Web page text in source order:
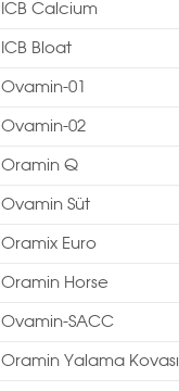
ICB Calcium
ICB Bloat
Ovamin-01
Ovamin-02
Oramin Q
Ovamin Süt
Oramix Euro
Oramin Horse
Ovamin-SACC
Oramin Yalama Kovası